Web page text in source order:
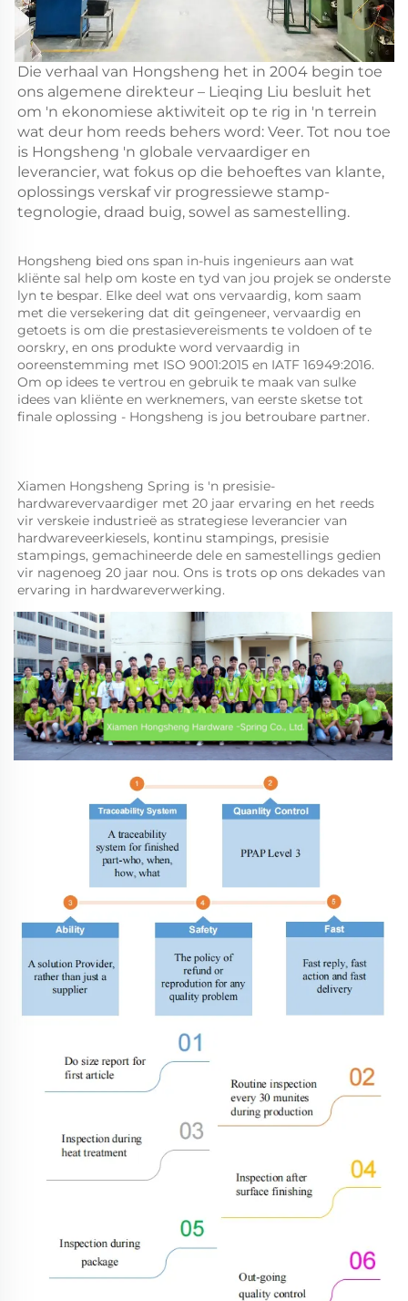
Die verhaal van Hongsheng het in 2004 begin toe
ons algemene direkteur – Lieqing Liu besluit het
om 'n ekonomiese aktiwiteit op te rig in 'n terrein
wat deur hom reeds behers word: Veer. Tot nou toe
is Hongsheng 'n globale vervaardiger en
leverancier, wat fokus op die behoeftes van klante,
oplossings verskaf vir progressiewe stamp-
tegnologie, draad buig, sowel as samestelling.
Hongsheng bied ons span in-huis ingenieurs aan wat
kliënte sal help om koste en tyd van jou projek se onderste
lyn te bespar. Elke deel wat ons vervaardig, kom saam
met die versekering dat dit geïngeneer, vervaardig en
getoets is om die prestasievereisments te voldoen of te
oorskry, en ons produkte word vervaardig in
ooreenstemming met ISO 9001:2015 en IATF 16949:2016.
Om op idees te vertrou en gebruik te maak van sulke
idees van kliënte en werknemers, van eerste sketse tot
finale oplossing - Hongsheng is jou betroubare partner.
Xiamen Hongsheng Spring is 'n presisie-
hardwarevervaardiger met 20 jaar ervaring en het reeds
vir verskeie industrieë as strategiese leverancier van
hardwareveerkiesels, kontinu stampings, presisie
stampings, gemachineerde dele en samestellings gedien
vir nagenoeg 20 jaar nou. Ons is trots op ons dekades van
ervaring in hardwareverwerking.